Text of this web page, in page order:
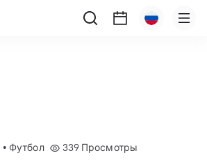
• Футбол 339 Просмотры